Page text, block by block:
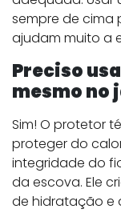
sempre de cima
ajudam muito a
Preciso
mesmo no
Sim! O protetor
proteger do
integridade do
da escova. Ele
de hidratação e